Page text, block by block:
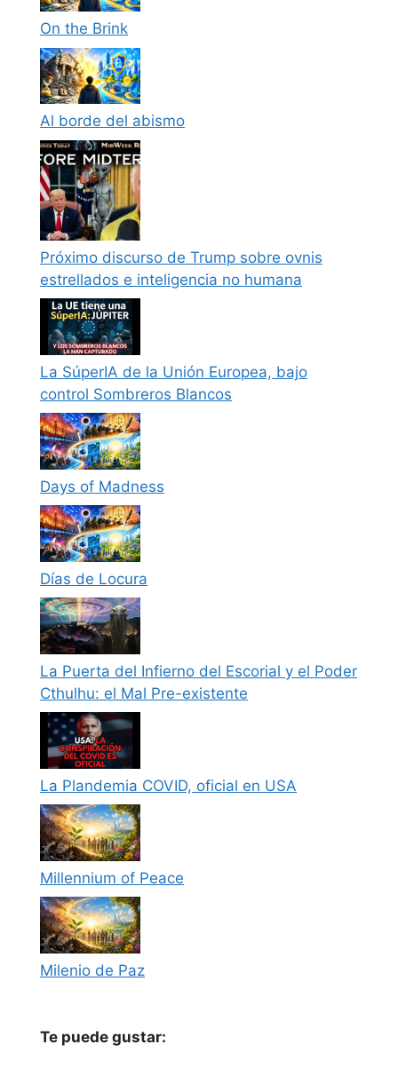
On the Brink
Al borde del abismo
Próximo discurso de Trump sobre ovnis
estrellados e inteligencia no humana
La SúperIA de la Unión Europea, bajo
control Sombreros Blancos
Days of Madness
Días de Locura
La Puerta del Infierno del Escorial y el Poder
Cthulhu: el Mal Pre-existente
La Plandemia COVID, oficial en USA
Millennium of Peace
Milenio de Paz
Te puede gustar: